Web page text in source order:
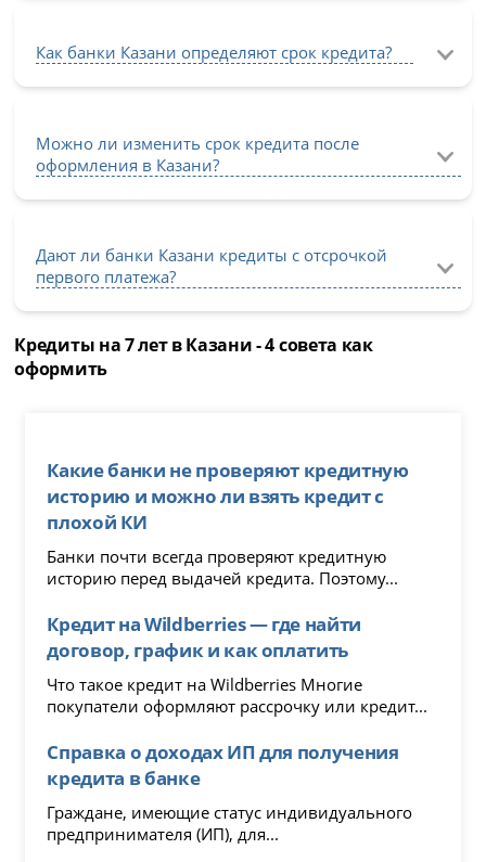
Как банки Казани определяют срок кредита?
Можно ли изменить срок кредита после
оформления в Казани?
Дают ли банки Казани кредиты с отсрочкой
первого платежа?
Кредиты на 7 лет в Казани - 4 совета как
оформить
Какие банки не проверяют кредитную
историю и можно ли взять кредит с
плохой КИ
Банки почти всегда проверяют кредитную
историю перед выдачей кредита. Поэтому...
Кредит на Wildberries — где найти
договор, график и как оплатить
Что такое кредит на Wildberries Многие
покупатели оформляют рассрочку или кредит...
Справка о доходах ИП для получения
кредита в банке
Граждане, имеющие статус индивидуального
предпринимателя (ИП), для...